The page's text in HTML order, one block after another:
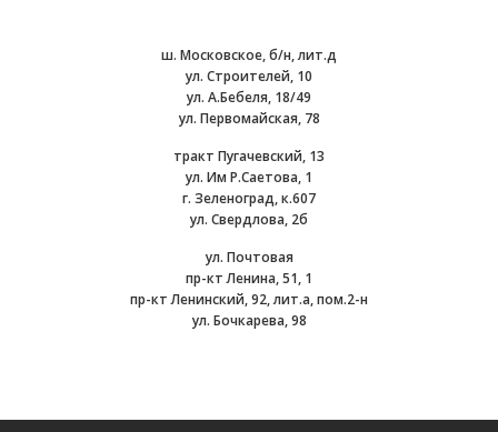
ш. Московское, б/н, лит.д
ул. Строителей, 10
ул. А.Бебеля, 18/49
ул. Первомайская, 78
тракт Пугачевский, 13
ул. Им Р.Саетова, 1
г. Зеленоград, к.607
ул. Свердлова, 2б
ул. Почтовая
пр-кт Ленина, 51, 1
пр-кт Ленинский, 92, лит.а, пом.2-н
ул. Бочкарева, 98